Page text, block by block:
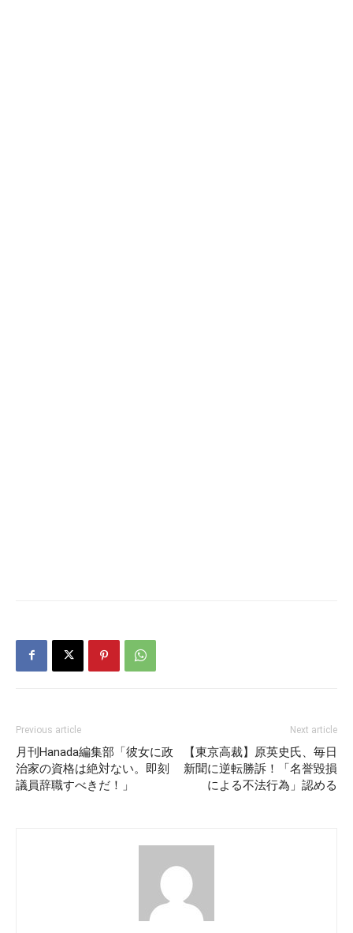
Previous article
月刊Hanada編集部「彼女に政
治家の資格は絶対ない。即刻
議員辞職すべきだ！」
Next article
【東京高裁】原英史氏、毎日
新聞に逆転勝訴！「名誉毀損
による不法行為」認める